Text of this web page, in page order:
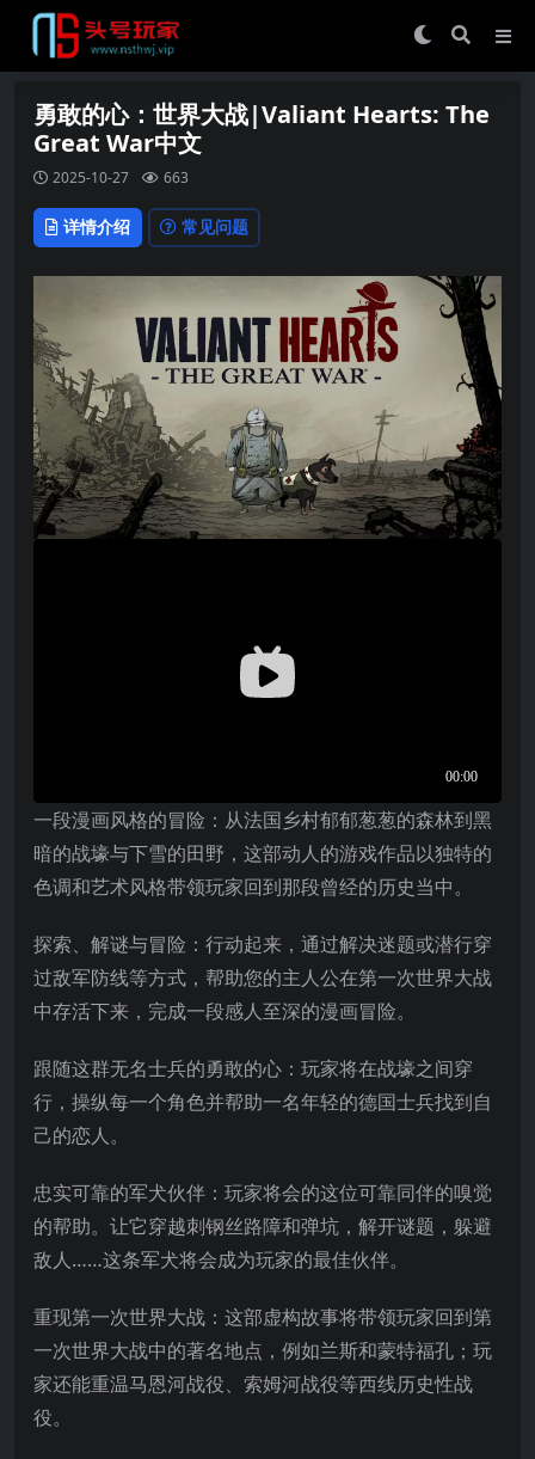
勇敢的心：世界大战|Valiant Hearts: The
Great War中文
2025-10-27 663
详情介绍 常见问题
一段漫画风格的冒险：从法国乡村郁郁葱葱的森林到黑
暗的战壕与下雪的田野，这部动人的游戏作品以独特的
色调和艺术风格带领玩家回到那段曾经的历史当中。
探索、解谜与冒险：行动起来，通过解决迷题或潜行穿
过敌军防线等方式，帮助您的主人公在第一次世界大战
中存活下来，完成一段感人至深的漫画冒险。
跟随这群无名士兵的勇敢的心：玩家将在战壕之间穿
行，操纵每一个角色并帮助一名年轻的德国士兵找到自
己的恋人。
忠实可靠的军犬伙伴：玩家将会的这位可靠同伴的嗅觉
的帮助。让它穿越刺钢丝路障和弹坑，解开谜题，躲避
敌人……这条军犬将会成为玩家的最佳伙伴。
重现第一次世界大战：这部虚构故事将带领玩家回到第
一次世界大战中的著名地点，例如兰斯和蒙特福孔；玩
家还能重温马恩河战役、索姆河战役等西线历史性战
役。